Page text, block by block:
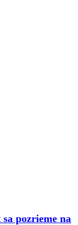
pozrieme na